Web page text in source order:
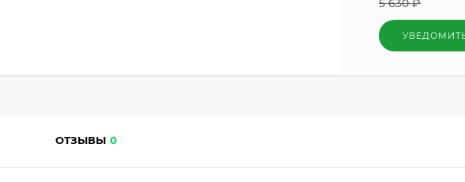
5 630₽
ОТЗЫВЫ 0